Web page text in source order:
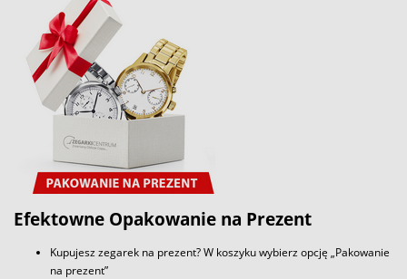
Efektowne Opakowanie na Prezent
Kupujesz zegarek na prezent? W koszyku wybierz opcję „Pakowanie
na prezent”